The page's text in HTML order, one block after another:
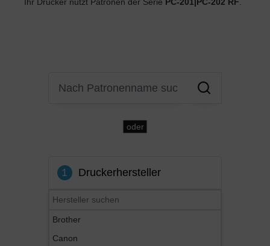
oder
1 Druckerhersteller
Brother
Canon